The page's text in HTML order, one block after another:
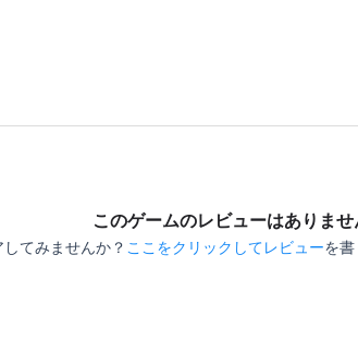
このゲームのレビューはありませ
てみませんか？ ここをクリックしてレビューを